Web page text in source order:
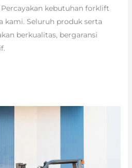
kebutuhan forklift
kami. Seluruh produk serta
berkualitas, bergaransi